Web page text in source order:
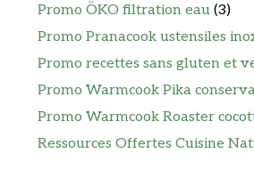
Promo ÖKO filtration eau (3)
Promo Pranacook ustensiles
Promo recettes sans gluten et
Promo Warmcook Pika
Promo Warmcook Roaster
Ressources Offertes Cuisine